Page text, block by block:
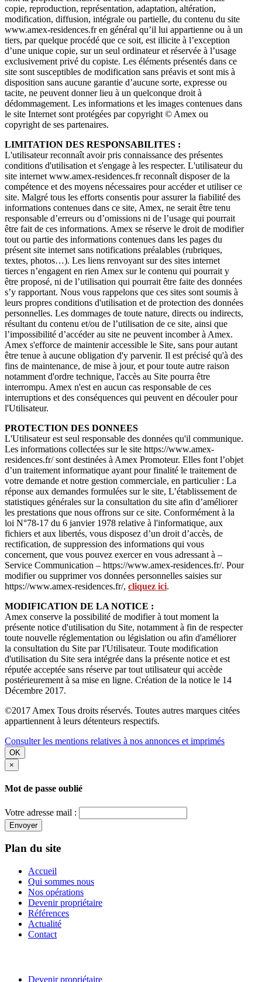
copie, reproduction, représentation, adaptation, altération,
modification, diffusion, intégrale ou partielle, du contenu du site
www.amex-residences.fr en général qu’il lui appartienne ou à un
tiers, par quelque procédé que ce soit, est illicite à l’exception
d’une unique copie, sur un seul ordinateur et réservée à l’usage
exclusivement privé du copiste. Les éléments présentés dans ce
site sont susceptibles de modification sans préavis et sont mis à
disposition sans aucune garantie d’aucune sorte, expresse ou
tacite, ne peuvent donner lieu à un quelconque droit à
dédommagement. Les informations et les images contenues dans
le site Internet sont protégées par copyright © Amex ou
copyright de ses partenaires.
LIMITATION DES RESPONSABILITES :
L'utilisateur reconnaît avoir pris connaissance des présentes
conditions d'utilisation et s'engage à les respecter. L'utilisateur du
site internet www.amex-residences.fr reconnaît disposer de la
compétence et des moyens nécessaires pour accéder et utiliser ce
site. Malgré tous les efforts consentis pour assurer la fiabilité des
informations contenues dans ce site, Amex, ne serait être tenu
responsable d’erreurs ou d’omissions ni de l’usage qui pourrait
être fait de ces informations. Amex se réserve le droit de modifier
tout ou partie des informations contenues dans les pages du
présent site internet sans notifications préalables (rubriques,
textes, photos…). Les liens renvoyant sur des sites internet
tierces n’engagent en rien Amex sur le contenu qui pourrait y
être proposé, ni de l’utilisation qui pourrait être faite des données
s’y rapportant. Nous vous rappelons que ces sites sont soumis à
leurs propres conditions d'utilisation et de protection des données
personnelles. Les dommages de toute nature, directs ou indirects,
résultant du contenu et/ou de l’utilisation de ce site, ainsi que
l’impossibilité d’accéder au site ne peuvent incomber à Amex.
Amex s'efforce de maintenir accessible le Site, sans pour autant
être tenue à aucune obligation d'y parvenir. Il est précisé qu'à des
fins de maintenance, de mise à jour, et pour toute autre raison
notamment d'ordre technique, l'accès au Site pourra être
interrompu. Amex n'est en aucun cas responsable de ces
interruptions et des conséquences qui peuvent en découler pour
l'Utilisateur.
PROTECTION DES DONNEES
L'Utilisateur est seul responsable des données qu'il communique.
Les informations collectées sur le site https://www.amex-
residences.fr/ sont destinées à Amex Promoteur. Elles font l’objet
d’un traitement informatique ayant pour finalité le traitement de
votre demande et notre gestion commerciale, en particulier : La
réponse aux demandes formulées sur le site, L’établissement de
statistiques générales sur la consultation du site afin d’améliorer
les prestations que nous offrons sur ce site. Conformément à la
loi N°78-17 du 6 janvier 1978 relative à l'informatique, aux
fichiers et aux libertés, vous disposez d’un droit d’accès, de
rectification, de suppression des informations qui vous
concernent, que vous pouvez exercer en vous adressant à –
Service Communication – https://www.amex-residences.fr/. Pour
modifier ou supprimer vos données personnelles saisies sur
https://www.amex-residences.fr/, cliquez ici.
MODIFICATION DE LA NOTICE :
Amex conserve la possibilité de modifier à tout moment la
présente notice d'utilisation du Site, notamment à fin de respecter
toute nouvelle réglementation ou législation ou afin d'améliorer
la consultation du Site par l'Utilisateur. Toute modification
d'utilisation du Site sera intégrée dans la présente notice et est
réputée acceptée sans réserve par tout utilisateur qui accède
postérieurement à sa mise en ligne. Création de la notice le 14
Décembre 2017.
©2017 Amex Tous droits réservés. Toutes autres marques citées
appartiennent à leurs détenteurs respectifs.
Consulter les mentions relatives à nos annonces et imprimés
OK
×
Mot de passe oublié
Votre adresse mail :
Envoyer
Plan du site
Accueil
Qui sommes nous
Nos opérations
Devenir propriétaire
Références
Actualité
Contact
Devenir propriétaire